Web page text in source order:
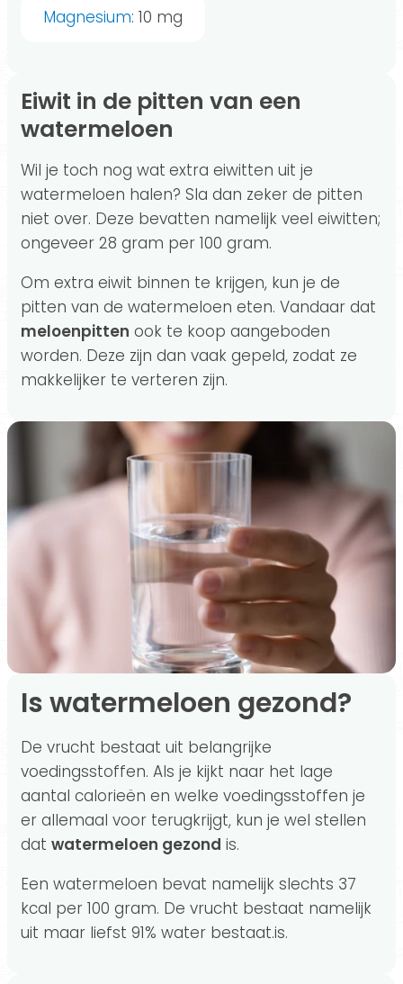
Magnesium: 10 mg
Eiwit in de pitten van een
watermeloen
Wil je toch nog wat extra eiwitten uit je
watermeloen halen? Sla dan zeker de pitten
niet over. Deze bevatten namelijk veel eiwitten;
ongeveer 28 gram per 100 gram.
Om extra eiwit binnen te krijgen, kun je de
pitten van de watermeloen eten. Vandaar dat
meloenpitten ook te koop aangeboden
worden. Deze zijn dan vaak gepeld, zodat ze
makkelijker te verteren zijn.
Is watermeloen gezond?
De vrucht bestaat uit belangrijke
voedingsstoffen. Als je kijkt naar het lage
aantal calorieën en welke voedingsstoffen je
er allemaal voor terugkrijgt, kun je wel stellen
dat watermeloen gezond is.
Een watermeloen bevat namelijk slechts 37
kcal per 100 gram. De vrucht bestaat namelijk
uit maar liefst 91% water bestaat.is.